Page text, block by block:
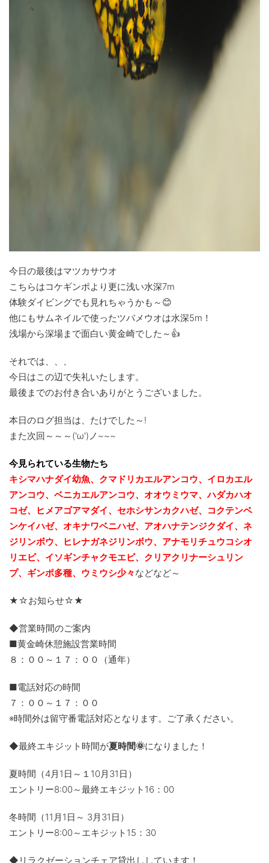
今日の最後はマツカサウオ
こちらはコケギンポより更に浅い水深7m
体験ダイビングでも見れちゃうかも～😊
他にもサムネイルで使ったツバメウオは水深5m！
浅場から深場まで面白い黄金崎でした～👍
それでは、、、
今日はこの辺で失礼いたします。
最後までのお付き合いありがとうございました。
本日のログ担当は、たけでした～!
また次回～～～('ω')ノ~~~
今見られている生物たち
キシマハナダイ幼魚、クマドリカエルアンコウ、イロカエル
アンコウ、ベニカエルアンコウ、オオウミウマ、ハダカハオ
コゼ、ヒメアゴアマダイ、セホシサンカクハゼ、コクテンベ
ンケイハゼ、オキナワベニハゼ、 アオハナテンジクダイ、ネ
ジリンボウ、ヒレナガネジリンボウ、アナモリチュウコシオ
リエビ、 イソギンチャクモエビ、クリアクリナーシュリン
プ、ギンポ多種、 ウミウシ少々などなど～
★☆お知らせ☆★
◆営業時間のご案内
■黄金崎休憩施設営業時間
８：００～１７：００（通年）
■電話対応の時間
７：００～１７：００
※時間外は留守番電話対応となります。ご了承ください。
◆最終エキジット時間が夏時間🌞になりました！
夏時間（4月1日～１10月31日）
エントリー8:00～最終エキジット16：00
冬時間（11月1日～ 3月31日）
エントリー8:00～エキジット15：30
◆リラクゼーションチェア貸出ししています！